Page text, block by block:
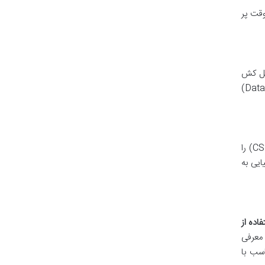
پر
کش
صفحه (Page Cache)، کش مرورگر (Browser Cache)، کش آبجکت (Object Cache) و کش دیتابیس (Database Cache)
؟ CDN شبکه ای از سرورها در نقاط مختلف جهان است که محتوای استاتیک وب سایت (تصاویر، CSS، JS) را
به
از
با